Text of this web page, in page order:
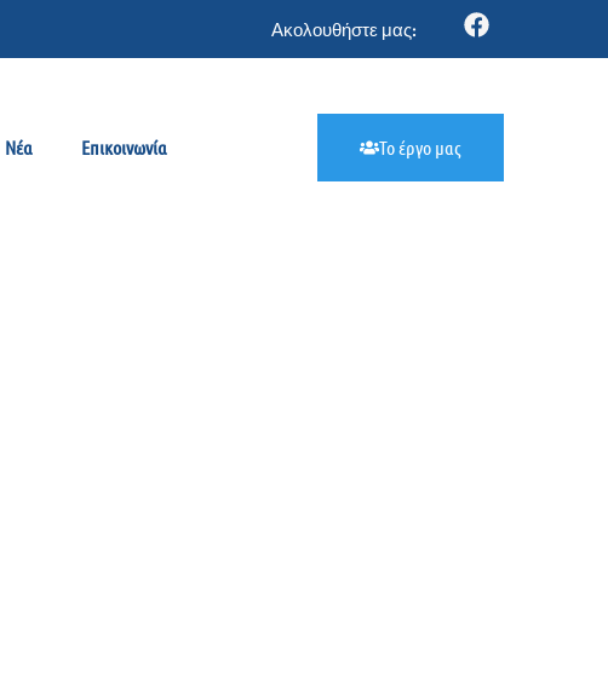
Ακολουθήστε μας:
Νέα Επικοινωνία Το έργο μας